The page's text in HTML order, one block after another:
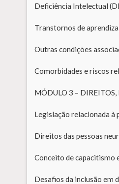
Deficiência Intelectual
Transtornos de
Outras condições
Comorbidades e riscos
MÓDULO 3 – DIREITOS,
Legislação relacionada à
Direitos das pessoas
Conceito de capacitismo
Desafios da inclusão em